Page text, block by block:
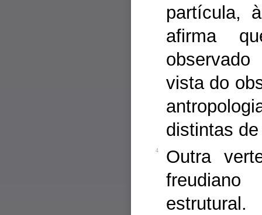
partícula,
afirma
vista do
distintas
4
Outra